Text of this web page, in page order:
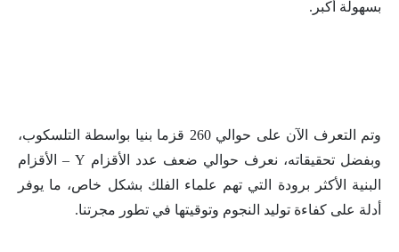
بسهولة أكبر.
وتم التعرف الآن على حوالي 260 قزما بنيا بواسطة التلسكوب،
وبفضل تحقيقاته، نعرف حوالي ضعف عدد الأقزام Y – الأقزام
البنية الأكثر برودة التي تهم علماء الفلك بشكل خاص، ما يوفر
أدلة على كفاءة توليد النجوم وتوقيتها في تطور مجرتنا.